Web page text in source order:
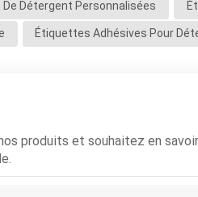
Détergent Personnalisées
Étiquettes Adhésives Pour
produits et souhaitez en